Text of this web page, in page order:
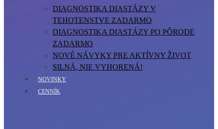
DIAGNOSTIKA DIASTÁZY V
TEHOTENSTVE ZADARMO
DIAGNOSTIKA DIASTÁZY PO PÔRODE
ZADARMO
NOVÉ NÁVYKY PRE AKTÍVNY ŽIVOT
SILNÁ, NIE VYHORENÁ!
NOVINKY
CENNÍK